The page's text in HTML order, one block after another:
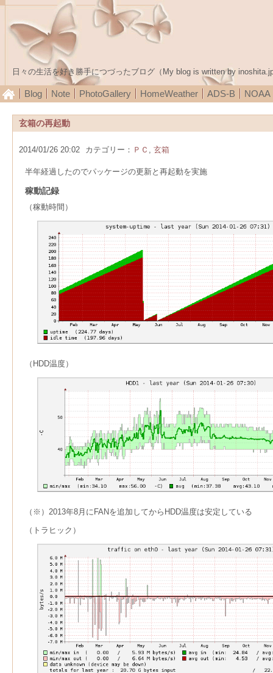
日々の生活を好き勝手につづったブログ（My blog is written by
Blog Note PhotoGallery HomeWeather ADS-B NOAA
玄箱の再起動
2014/01/26 20:02 カテゴリー： ＰＣ , 玄箱
半年経過したのでパッケージの更新と再起動を実施
稼動記録
（稼動時間）
（HDD温度）
（※）2013年8月にFANを追加してからHDD温度は安定している
（トラヒック）